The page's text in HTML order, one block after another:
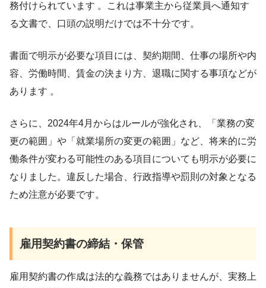
務付けられています 。これは事業主から従業員へ通知す
る文書で、口頭の説明だけでは不十分です。
書面で明示が必要な項目には、契約期間、仕事の場所や内
容、労働時間、賃金の決まり方、退職に関する事項などが
あります 。
さらに、2024年4月からはルールが強化され、「業務の変
更の範囲」や「就業場所の変更の範囲」など、将来的に労
働条件が変わる可能性のある項目についても明示が必要に
なりました。違反した場合、行政指導や罰則の対象となる
ため注意が必要です。
雇用契約書の締結・保管
雇用契約書の作成は法的な義務ではありませんが、実務上